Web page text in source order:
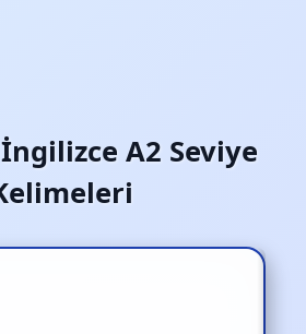
İngilizce A2 Seviye